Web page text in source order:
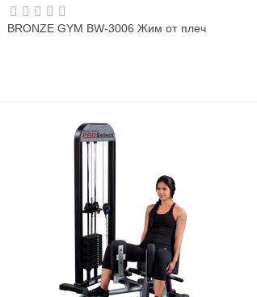
BRONZE GYM BW-3006 Жим от плеч